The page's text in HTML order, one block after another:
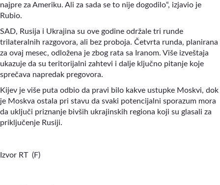
najpre za Ameriku. Ali za sada se to nije dogodilo“, izjavio je
Rubio.
SAD, Rusija i Ukrajina su ove godine održale tri runde
trilateralnih razgovora, ali bez proboja. Četvrta runda, planirana
za ovaj mesec, odložena je zbog rata sa Iranom. Više izveštaja
ukazuje da su teritorijalni zahtevi i dalje ključno pitanje koje
sprečava napredak pregovora.
Kijev je više puta odbio da pravi bilo kakve ustupke Moskvi, dok
je Moskva ostala pri stavu da svaki potencijalni sporazum mora
da uključi priznanje bivših ukrajinskih regiona koji su glasali za
priključenje Rusiji.
Izvor RT (F)